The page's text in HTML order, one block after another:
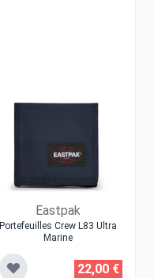
Eastpak
Portefeuilles Crew L83 Ultra
Marine
22,00 €